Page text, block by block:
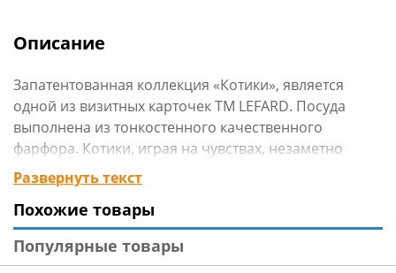
Описание
Запатентованная коллекция «Котики», является
одной из визитных карточек ТМ LEFARD. Посуда
выполнена из тонкостенного качественного
фарфора. Котики, играя на чувствах, незаметно
похищают наши сердца навсегда. Коты и кошки
почти повсеместно символизируют способность
перевоплощения, ясновидение, сообразительность,
внимательность и чувственную красоту. Благодаря
привлекательному внешнему виду, изделие будет
Развернуть текст
Похожие товары
Популярные товары